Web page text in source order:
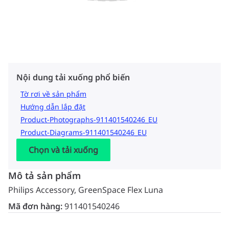
Nội dung tải xuống phổ biến
Tờ rơi về sản phẩm
Hướng dẫn lắp đặt
Product-Photographs-911401540246_EU
Product-Diagrams-911401540246_EU
Chọn và tải xuống
Mô tả sản phẩm
Philips Accessory, GreenSpace Flex Luna
Mã đơn hàng:911401540246